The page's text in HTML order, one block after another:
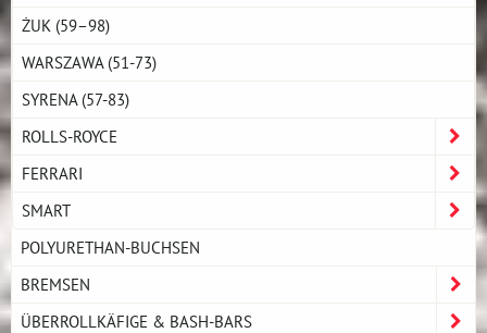
ŻUK (59–98)
WARSZAWA (51-73)
SYRENA (57-83)
ROLLS-ROYCE
FERRARI
SMART
POLYURETHAN-BUCHSEN
BREMSEN
ÜBERROLLKÄFIGE & BASH-BARS